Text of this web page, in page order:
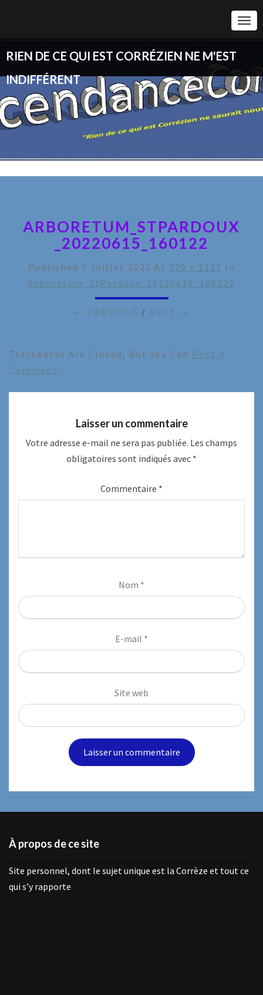
RIEN DE CE QUI EST CORRÉZIEN NE M'EST
INDIFFÉRENT
ARBORETUM_STPARDOUX
_20220615_160122
Published 7 Juillet 2022 At 720 × 1131 In
Arboretum_StPardoux_20220615_160122
← PREVIOUS / NEXT →
Trackbacks Are Closed, But You Can Post A
Comment .
Laisser un commentaire
Votre adresse e-mail ne sera pas publiée. Les champs
obligatoires sont indiqués avec *
Commentaire *
Nom *
E-mail *
Site web
À propos de ce site
Site personnel, dont le sujet unique est la Corrèze et tout ce
qui s’y rapporte